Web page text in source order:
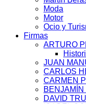
Moda
Motor
Ocio y
Firmas
ARTURO
JUAN
CARLOS
CARMEN
DAVID